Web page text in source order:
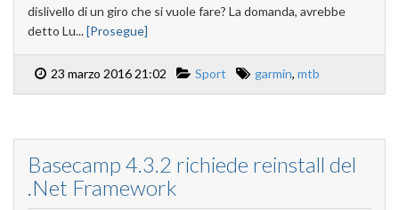
dislivello di un giro che si vuole fare? La domanda, avrebbe
detto Lu...[Prosegue]
23 marzo 2016 21:02 Sport garmin, mtb
Basecamp 4.3.2 richiede reinstall del
.Net Framework